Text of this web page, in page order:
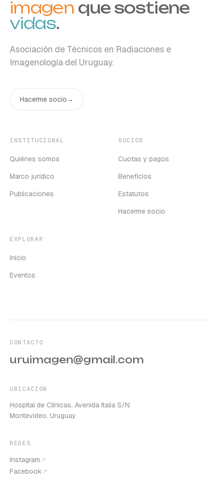
imagen que sostiene
vidas.
Asociación de Técnicos en Radiaciones e
Imagenología del Uruguay.
Hacerme socio →
INSTITUCIONAL
Quiénes somos
Marco jurídico
Publicaciones
SOCIOS
Cuotas y pagos
Beneficios
Estatutos
Hacerme socio
EXPLORAR
Inicio
Eventos
CONTACTO
uruimagen@gmail.com
UBICACIÓN
Hospital de Clínicas, Avenida Italia S/N
Montevideo, Uruguay
REDES
Instagram↗
Facebook↗